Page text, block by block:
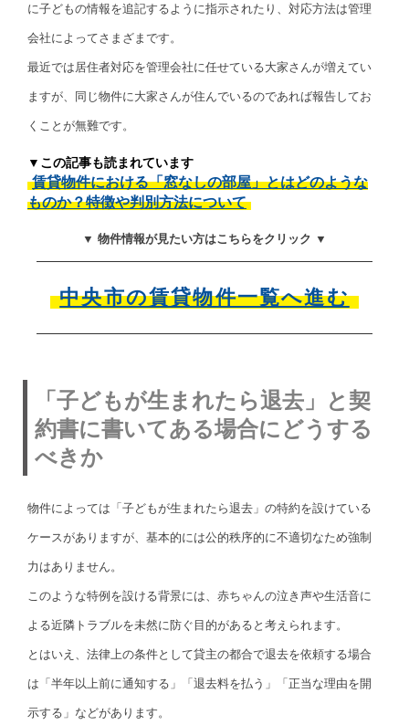
に子どもの情報を追記するように指示されたり、対応方法は管理
会社によってさまざまです。
最近では居住者対応を管理会社に任せている大家さんが増えてい
ますが、同じ物件に大家さんが住んでいるのであれば報告してお
くことが無難です。
▼この記事も読まれています
賃貸物件における「窓なしの部屋」とはどのような
ものか？特徴や判別方法について
▼ 物件情報が見たい方はこちらをクリック ▼
中央市の賃貸物件一覧へ進む
「子どもが生まれたら退去」と契
約書に書いてある場合にどうする
べきか
物件によっては「子どもが生まれたら退去」の特約を設けている
ケースがありますが、基本的には公的秩序的に不適切なため強制
力はありません。
このような特例を設ける背景には、赤ちゃんの泣き声や生活音に
よる近隣トラブルを未然に防ぐ目的があると考えられます。
とはいえ、法律上の条件として貸主の都合で退去を依頼する場合
は「半年以上前に通知する」「退去料を払う」「正当な理由を開
示する」などがあります。